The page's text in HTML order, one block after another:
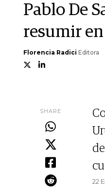
Pablo De
resumir
Florencia Radici Editora
SHARE
22